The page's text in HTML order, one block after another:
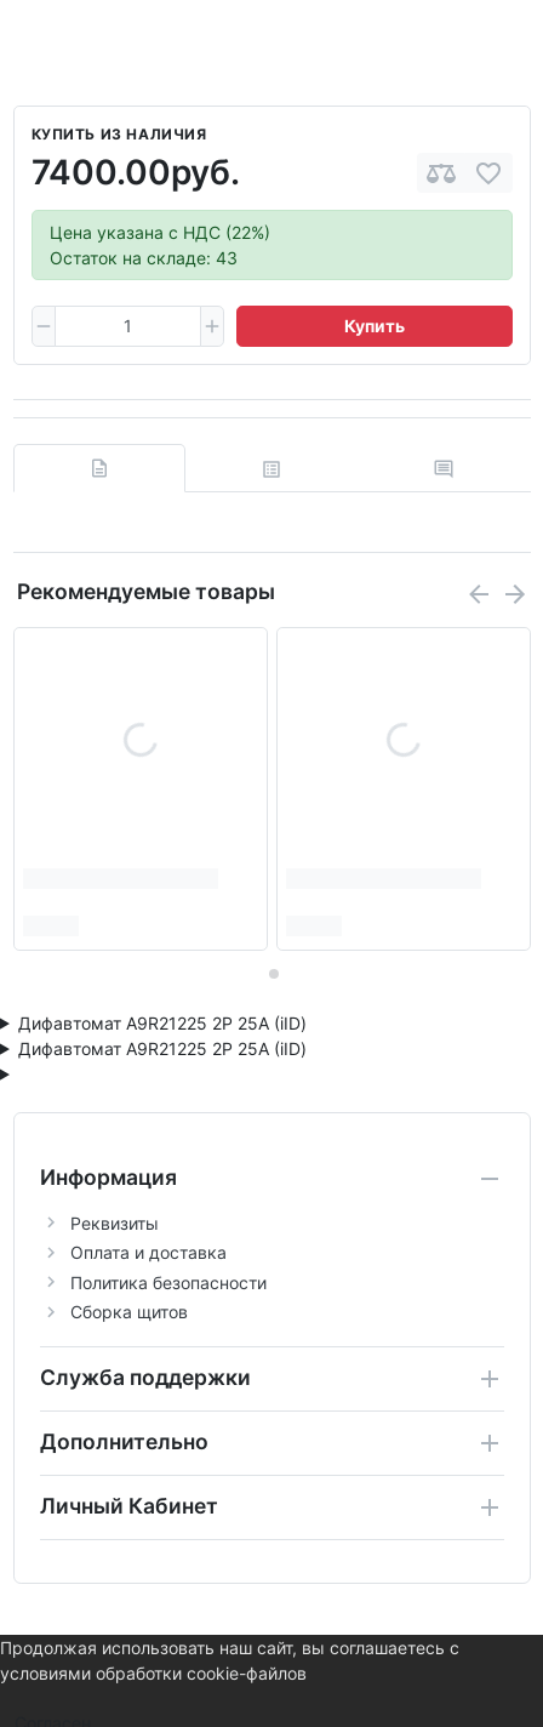
КУПИТЬ ИЗ НАЛИЧИЯ
7400.00руб.
Цена указана с НДС (22%)
Остаток на складе: 43
Купить
Рекомендуемые товары
Дифавтомат A9R21225 2P 25А (iID)
Дифавтомат A9R21225 2P 25А (iID)
Информация
Реквизиты
Оплата и доставка
Политика безопасности
Сборка щитов
Служба поддержки
Дополнительно
Личный Кабинет
Продолжая использовать наш сайт, вы соглашаетесь с
условиями обработки cookie-файлов